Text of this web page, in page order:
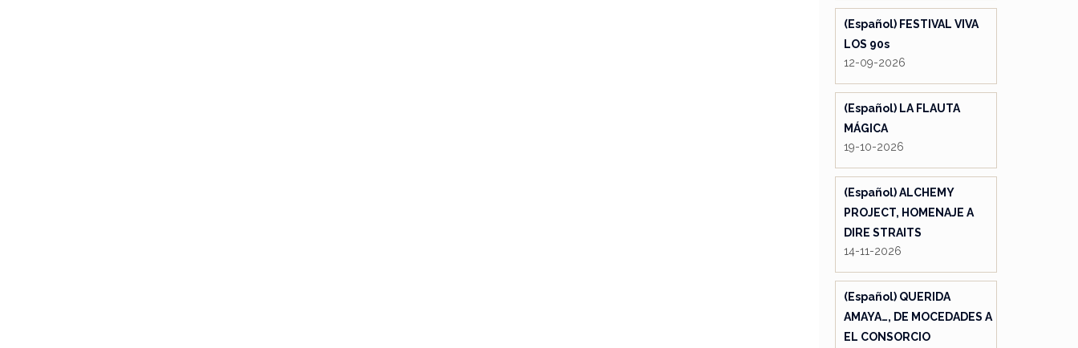
(Español) FESTIVAL VIVA
LOS 90s
12-09-2026
(Español) LA FLAUTA
MÁGICA
19-10-2026
(Español) ALCHEMY
PROJECT, HOMENAJE A
DIRE STRAITS
14-11-2026
(Español) QUERIDA
AMAYA…, DE MOCEDADES A
EL CONSORCIO